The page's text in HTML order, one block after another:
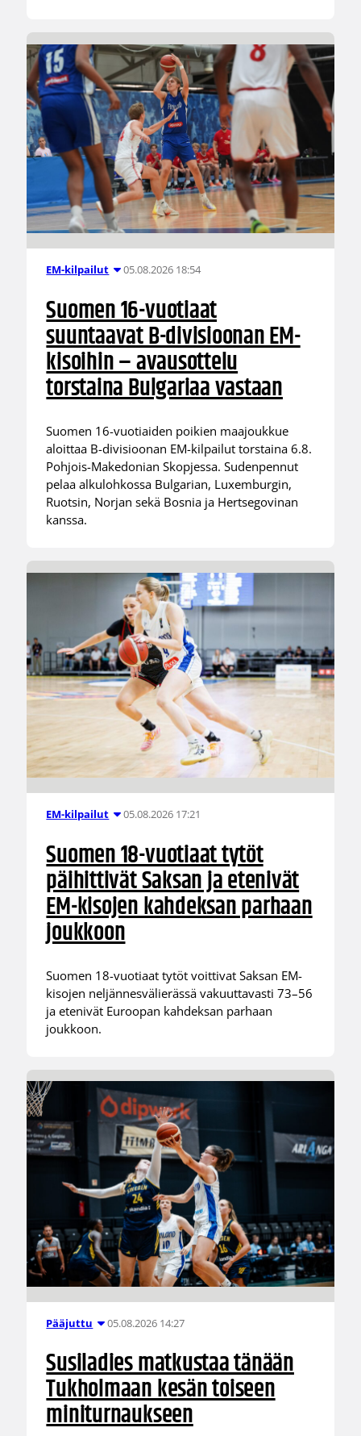
EM-kilpailut 05.08.2026 18:54
Suomen 16-vuotiaat
suuntaavat B-divisioonan EM-
kisoihin – avausottelu
torstaina Bulgariaa vastaan
Suomen 16-vuotiaiden poikien maajoukkue
aloittaa B-divisioonan EM-kilpailut torstaina 6.8.
Pohjois-Makedonian Skopjessa. Sudenpennut
pelaa alkulohkossa Bulgarian, Luxemburgin,
Ruotsin, Norjan sekä Bosnia ja Hertsegovinan
kanssa.
EM-kilpailut 05.08.2026 17:21
Suomen 18-vuotiaat tytöt
päihittivät Saksan ja etenivät
EM-kisojen kahdeksan parhaan
joukkoon
Suomen 18-vuotiaat tytöt voittivat Saksan EM-
kisojen neljännesvälierässä vakuuttavasti 73–56
ja etenivät Euroopan kahdeksan parhaan
joukkoon.
Pääjuttu 05.08.2026 14:27
Susiladies matkustaa tänään
Tukholmaan kesän toiseen
miniturnaukseen